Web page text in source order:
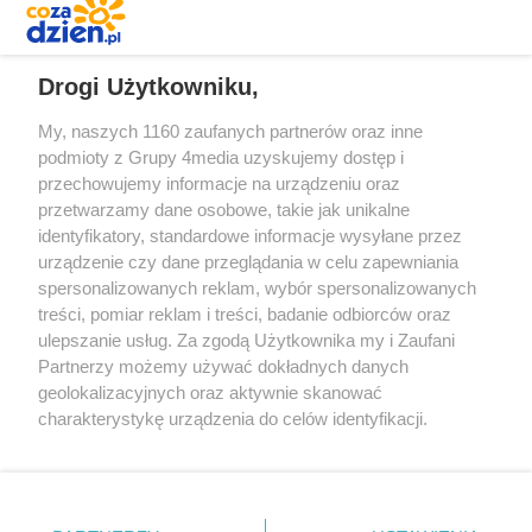
Redakcja Reklama Prywatność
Praca Łódź
the:protocol
Drogi Użytkowniku,
My, naszych 1160 zaufanych partnerów oraz inne
podmioty z Grupy 4media uzyskujemy dostęp i
przechowujemy informacje na urządzeniu oraz
przetwarzamy dane osobowe, takie jak unikalne
identyfikatory, standardowe informacje wysyłane przez
urządzenie czy dane przeglądania w celu zapewniania
spersonalizowanych reklam, wybór spersonalizowanych
treści, pomiar reklam i treści, badanie odbiorców oraz
ulepszanie usług. Za zgodą Użytkownika my i Zaufani
Partnerzy możemy używać dokładnych danych
geolokalizacyjnych oraz aktywnie skanować
charakterystykę urządzenia do celów identyfikacji.
zmienić/wycofać klikając przycisk ustawień prywatności